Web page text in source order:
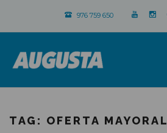
976 759 650
TAG: OFERTA MAYORAL